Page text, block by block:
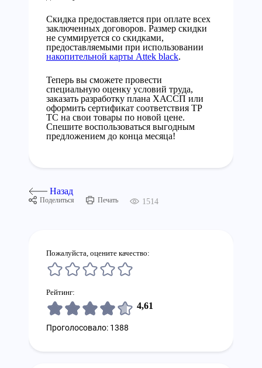
Скидка предоставляется при оплате всех
заключенных договоров. Размер скидки
не суммируется со скидками,
предоставляемыми при использовании
накопительной карты Attek black.
Теперь вы сможете провести
специальную оценку условий труда,
заказать разработку плана ХАССП или
оформить сертификат соответствия ТР
ТС на свои товары по новой цене.
Спешите воспользоваться выгодным
предложением до конца месяца!
Назад
Поделиться Печать 1514
Пожалуйста, оцените качество:
Рейтинг:
4,61
Проголосовало: 1388